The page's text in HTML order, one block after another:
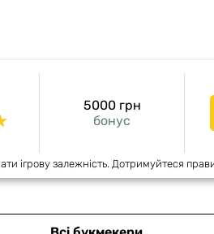
бонус
5000 грн
ігрову залежність. Дотримуйтеся